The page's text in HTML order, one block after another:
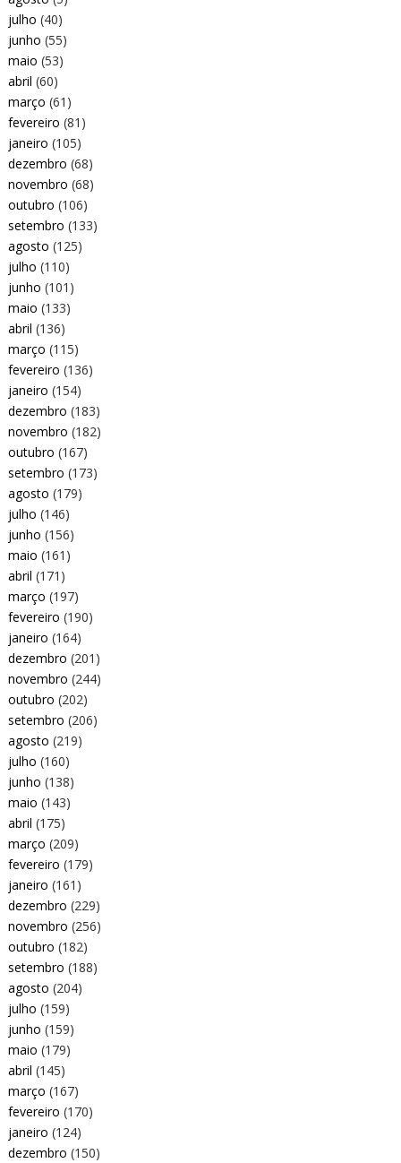
julho (40)
junho (55)
maio (53)
abril (60)
março (61)
fevereiro (81)
janeiro (105)
dezembro (68)
novembro (68)
outubro (106)
setembro (133)
agosto (125)
julho (110)
junho (101)
maio (133)
abril (136)
março (115)
fevereiro (136)
janeiro (154)
dezembro (183)
novembro (182)
outubro (167)
setembro (173)
agosto (179)
julho (146)
junho (156)
maio (161)
abril (171)
março (197)
fevereiro (190)
janeiro (164)
dezembro (201)
novembro (244)
outubro (202)
setembro (206)
agosto (219)
julho (160)
junho (138)
maio (143)
abril (175)
março (209)
fevereiro (179)
janeiro (161)
dezembro (229)
novembro (256)
outubro (182)
setembro (188)
agosto (204)
julho (159)
junho (159)
maio (179)
abril (145)
março (167)
fevereiro (170)
janeiro (124)
dezembro (150)